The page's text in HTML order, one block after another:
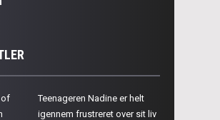
of
Teenageren Nadine er helt
igennem frustreret over sit liv